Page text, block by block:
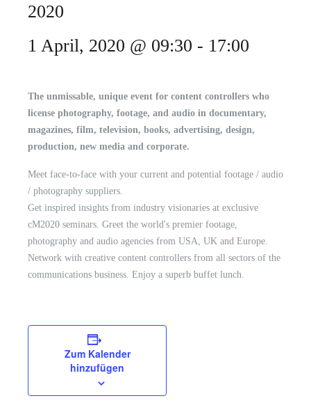
2020
1 April, 2020 @ 09:30 - 17:00
The unmissable, unique event for content controllers who
license photography, footage, and audio in documentary,
magazines, film, television, books, advertising, design,
production, new media and corporate.
Meet face-to-face with your current and potential footage / audio
/ photography suppliers.
Get inspired insights from industry visionaries at exclusive
cM2020 seminars. Greet the world's premier footage,
photography and audio agencies from USA, UK and Europe.
Network with creative content controllers from all sectors of the
communications business. Enjoy a superb buffet lunch.
Zum Kalender
hinzufügen